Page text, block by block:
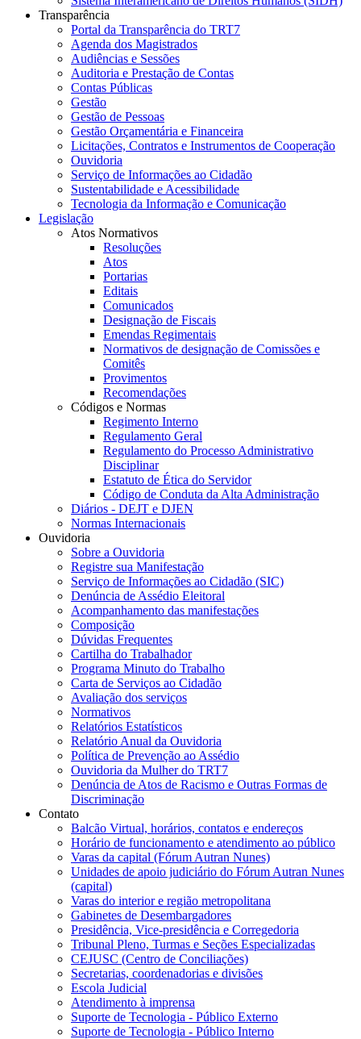
Transparência
Portal da Transparência do TRT7
Agenda dos Magistrados
Audiências e Sessões
Auditoria e Prestação de Contas
Contas Públicas
Gestão
Gestão de Pessoas
Gestão Orçamentária e Financeira
Licitações, Contratos e Instrumentos de Cooperação
Ouvidoria
Serviço de Informações ao Cidadão
Sustentabilidade e Acessibilidade
Tecnologia da Informação e Comunicação
Legislação
Atos Normativos
Resoluções
Atos
Portarias
Editais
Comunicados
Designação de Fiscais
Emendas Regimentais
Normativos de designação de Comissões e
Comitês
Provimentos
Recomendações
Códigos e Normas
Regimento Interno
Regulamento Geral
Regulamento do Processo Administrativo
Disciplinar
Estatuto de Ética do Servidor
Código de Conduta da Alta Administração
Diários - DEJT e DJEN
Normas Internacionais
Ouvidoria
Sobre a Ouvidoria
Registre sua Manifestação
Serviço de Informações ao Cidadão (SIC)
Denúncia de Assédio Eleitoral
Acompanhamento das manifestações
Composição
Dúvidas Frequentes
Cartilha do Trabalhador
Programa Minuto do Trabalho
Carta de Serviços ao Cidadão
Avaliação dos serviços
Normativos
Relatórios Estatísticos
Relatório Anual da Ouvidoria
Política de Prevenção ao Assédio
Ouvidoria da Mulher do TRT7
Denúncia de Atos de Racismo e Outras Formas de
Discriminação
Contato
Balcão Virtual, horários, contatos e endereços
Horário de funcionamento e atendimento ao público
Varas da capital (Fórum Autran Nunes)
Unidades de apoio judiciário do Fórum Autran Nunes
(capital)
Varas do interior e região metropolitana
Gabinetes de Desembargadores
Presidência, Vice-presidência e Corregedoria
Tribunal Pleno, Turmas e Seções Especializadas
CEJUSC (Centro de Conciliações)
Secretarias, coordenadorias e divisões
Escola Judicial
Atendimento à imprensa
Suporte de Tecnologia - Público Externo
Suporte de Tecnologia - Público Interno